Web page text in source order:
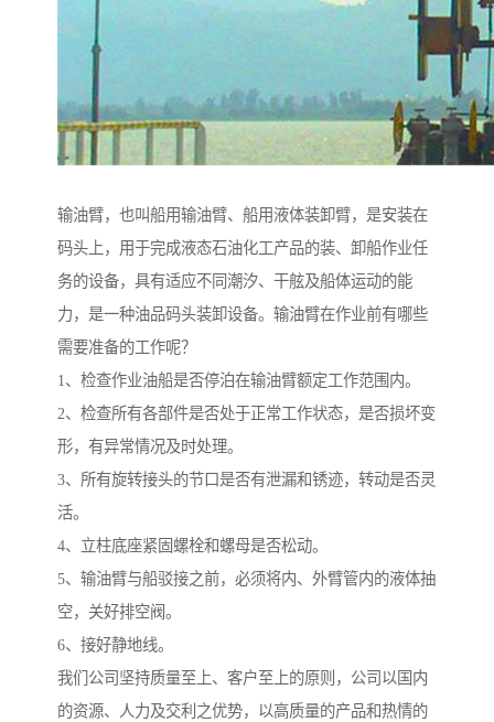
输油臂，也叫船用输油臂、船用液体装卸臂，是安装在
码头上，用于完成液态石油化工产品的装、卸船作业任
务的设备，具有适应不同潮汐、干舷及船体运动的能
力，是一种油品码头装卸设备。输油臂在作业前有哪些
需要准备的工作呢？
1、检查作业油船是否停泊在输油臂额定工作范围内。
2、检查所有各部件是否处于正常工作状态，是否损坏变
形，有异常情况及时处理。
3、所有旋转接头的节口是否有泄漏和锈迹，转动是否灵
活。
4、立柱底座紧固螺栓和螺母是否松动。
5、输油臂与船驳接之前，必须将内、外臂管内的液体抽
空，关好排空阀。
6、接好静地线。
我们公司坚持质量至上、客户至上的原则，公司以国内
的资源、人力及交利之优势，以高质量的产品和热情的